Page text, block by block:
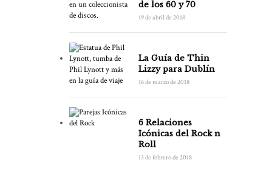
de los 60 y 70
19 de abril de 2018
La Guía de Thin
Lizzy para Dublín
16 de marzo de 2018
6 Relaciones
Icónicas del Rock n
Roll
13 de febrero de 2018